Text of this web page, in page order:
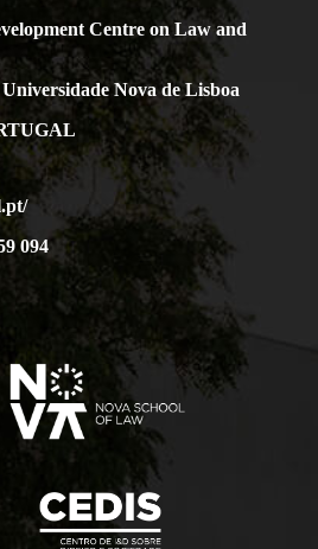
Centre on Law and
Nova de Lisboa
094